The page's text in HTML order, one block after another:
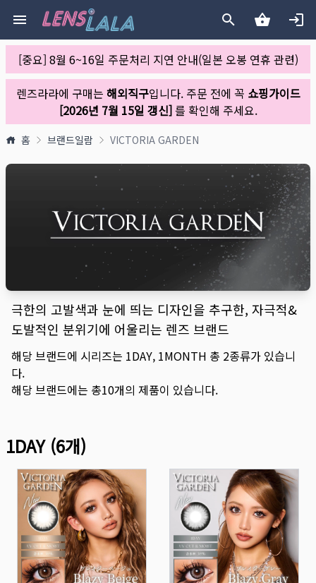
[중요] 8월 6~16일 주문처리 지연 안내(일본 오봉 연휴 관련)
렌즈라라에 구매는 해외직구입니다. 주문 전에 꼭 쇼핑가이드
[2026년 7월 15일 갱신]를 확인해 주세요.
홈 브랜드일람 VICTORIA GARDEN
극한의 고발색과 눈에 띄는 디자인을 추구한, 자극적&
도발적인 분위기에 어울리는 렌즈 브랜드
해당 브랜드에 시리즈는 1DAY, 1MONTH 총 2종류가 있습니
다.
해당 브랜드에는 총10개의 제품이 있습니다.
1DAY(6개)